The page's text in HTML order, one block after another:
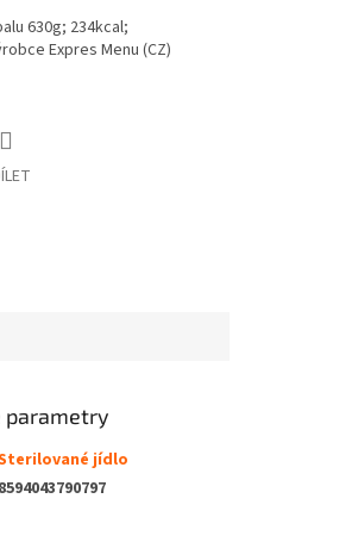
630g; 234kcal;
Expres Menu (CZ)
parametry
jídlo
8594043790797